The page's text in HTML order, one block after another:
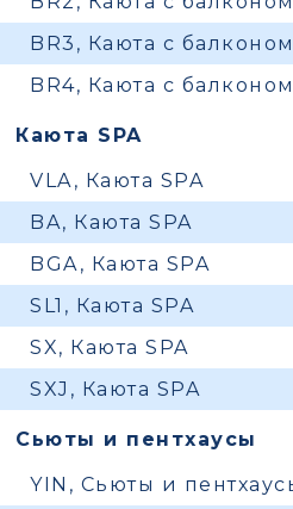
BR3, Каюта с балконом
BR4, Каюта с балконом
Каюта SPA
VLA, Каюта SPA
BA, Каюта SPA
BGA, Каюта SPA
SL1, Каюта SPA
SX, Каюта SPA
SXJ, Каюта SPA
Сьюты и пентхаусы
YIN, Сьюты и